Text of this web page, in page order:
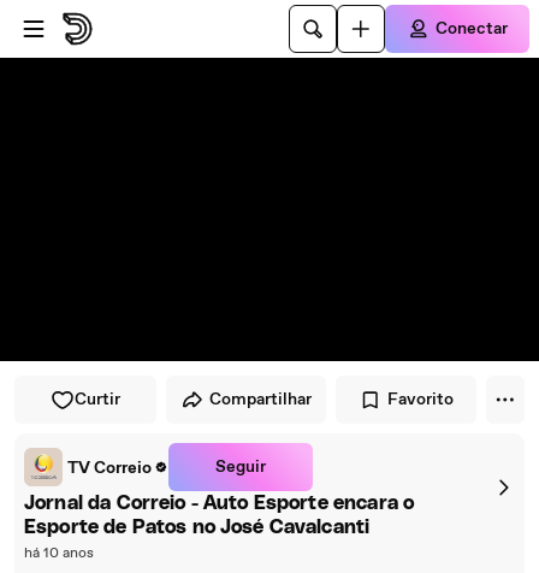
Pular para o player
Ir para o conteúdo principal
Conectar
Curtir Compartilhar Favorito
TV Correio Seguir
Jornal da Correio - Auto Esporte encara o
Esporte de Patos no José Cavalcanti
há 10 anos